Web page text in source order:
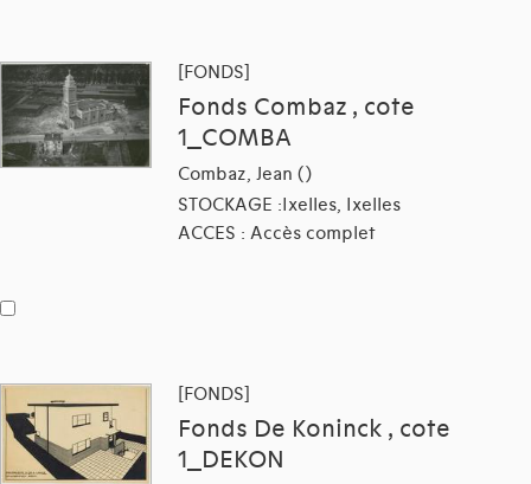
[FONDS]
Fonds Combaz , cote
1_COMBA
Combaz, Jean ()
STOCKAGE :Ixelles, Ixelles
ACCES : Accès complet
[FONDS]
Fonds De Koninck , cote
1_DEKON